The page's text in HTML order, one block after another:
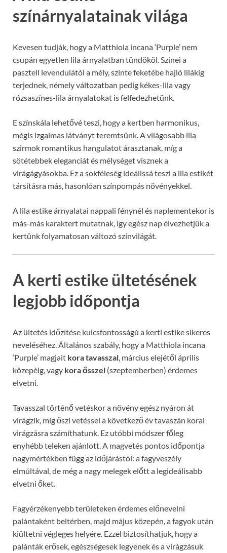
színárnyalatainak világa
Kevesen tudják, hogy a Matthiola incana ‘Purple’ nem
csupán egyetlen lila árnyalatban tündököl. Színei a
pasztell levendulától a mély, szinte feketébe hajló lilákig
terjednek, némely változatban pedig kékes-lila vagy
rózsaszínes-lila árnyalatokat is felfedezhetünk.
E színskála lehetővé teszi, hogy a kertben harmonikus,
mégis izgalmas látványt teremtsünk. A világosabb lila
szirmok romantikus hangulatot árasztanak, míg a
sötétebbek eleganciát és mélységet visznek a
virágágyásokba. Ez a sokféleség ideálissá teszi a lila estikét
társításra más, hasonlóan színpompás növényekkel.
A lila estike árnyalatai nappali fénynél és naplementekor is
más-más karaktert mutatnak, így egész nap élvezhetjük a
kertünk folyamatosan változó színvilágát.
A kerti estike ültetésének
legjobb időpontja
Az ültetés időzítése kulcsfontosságú a kerti estike sikeres
neveléséhez. Általános szabály, hogy a Matthiola incana
‘Purple’ magjait kora tavasszal , március elejétől április
közepéig, vagy kora ősszel (szeptemberben) érdemes
elvetni.
Tavasszal történő vetéskor a növény egész nyáron át
virágzik, míg őszi vetéssel a következő év tavaszán korai
virágzásra számíthatunk. Ez utóbbi módszer főleg
enyhébb teleken ajánlott. A magvetés pontos időpontja
nagymértékben függ az időjárástól: a fagyveszély
elmúltával, de még a nagy melegek előtt a legideálisabb
elvetni őket.
Fagyérzékenyebb területeken érdemes előnevelni
palántaként beltérben, majd május közepén, a fagyok után
kiültetni végleges helyére. Ezzel biztosíthatjuk, hogy a
palánták erősek, egészségesek legyenek és a virágzásuk